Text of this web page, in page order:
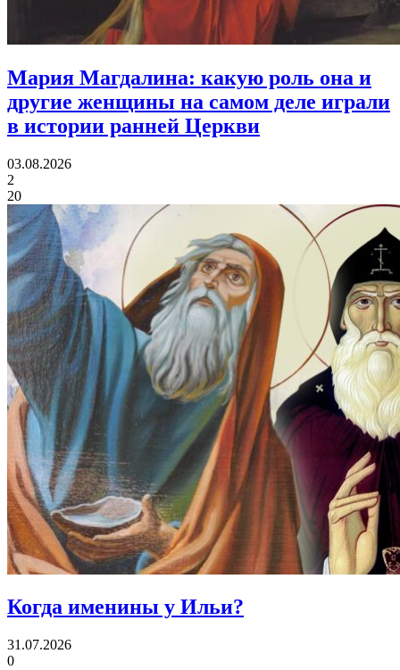
Мария Магдалина: какую роль она и
другие женщины на самом деле играли
в истории ранней Церкви
03.08.2026
2
20
Когда именины у Ильи?
31.07.2026
0